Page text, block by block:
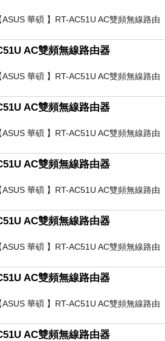
華碩 】RT-AC51U AC雙頻無線路由
AC雙頻無線路由器
華碩 】RT-AC51U AC雙頻無線路由
AC雙頻無線路由器
華碩 】RT-AC51U AC雙頻無線路由
AC雙頻無線路由器
華碩 】RT-AC51U AC雙頻無線路由
AC雙頻無線路由器
華碩 】RT-AC51U AC雙頻無線路由
AC雙頻無線路由器
華碩 】RT-AC51U AC雙頻無線路由
AC雙頻無線路由器